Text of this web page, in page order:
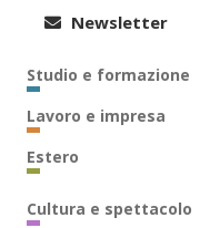
Newsletter
Studio e formazione
Lavoro e impresa
Estero
Cultura e spettacolo